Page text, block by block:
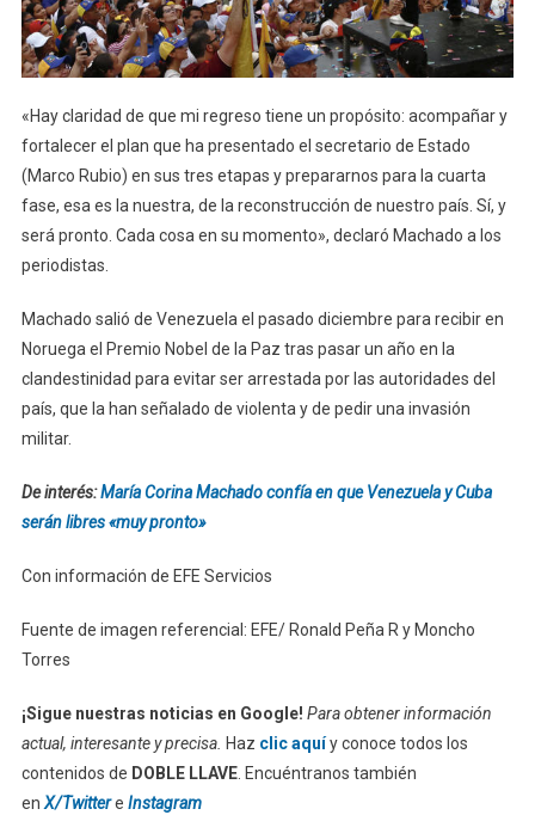
«Hay claridad de que mi regreso tiene un propósito: acompañar y
fortalecer el plan que ha presentado el secretario de Estado
(Marco Rubio) en sus tres etapas y prepararnos para la cuarta
fase, esa es la nuestra, de la reconstrucción de nuestro país. Sí, y
será pronto. Cada cosa en su momento», declaró Machado a los
periodistas.
Machado salió de Venezuela el pasado diciembre para recibir en
Noruega el Premio Nobel de la Paz tras pasar un año en la
clandestinidad para evitar ser arrestada por las autoridades del
país, que la han señalado de violenta y de pedir una invasión
militar.
De interés:María Corina Machado confía en que Venezuela y Cuba
serán libres «muy pronto»
Con información de EFE Servicios
Fuente de imagen referencial: EFE/ Ronald Peña R y Moncho
Torres
¡Sigue nuestras noticias en Google! Para obtener información
actual, interesante y precisa. Haz clic aquíy conoce todos los
contenidos de DOBLE LLAVE. Encuéntranos también
enX/Twittere Instagram